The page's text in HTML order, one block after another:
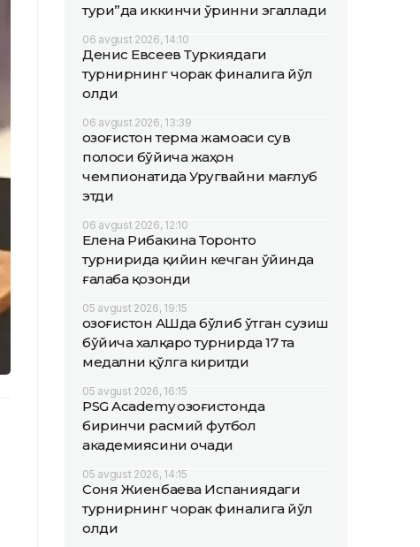
тури”да иккинчи ўринни эгаллади
06 avgust 2026, 14:10
Денис Евсеев Туркиядаги
турнирнинг чорак финалига йўл
олди
06 avgust 2026, 13:39
Қозоғистон терма жамоаси сув
полоси бўйича жаҳон
чемпионатида Уругвайни мағлуб
этди
06 avgust 2026, 12:10
Елена Рибакина Торонто
турнирида қийин кечган ўйинда
ғалаба қозонди
05 avgust 2026, 19:15
Қозоғистон АҚШда бўлиб ўтган сузиш
бўйича халқаро турнирда 17 та
медални қўлга киритди
05 avgust 2026, 16:15
PSG Academy Қозоғистонда
биринчи расмий футбол
академиясини очади
05 avgust 2026, 14:15
Соня Жиенбаева Испаниядаги
турнирнинг чорак финалига йўл
олди